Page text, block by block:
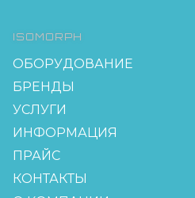
ISOMORPH
ОБОРУДОВАНИЕ
БРЕНДЫ
УСЛУГИ
ИНФОРМАЦИЯ
ПРАЙС
КОНТАКТЫ